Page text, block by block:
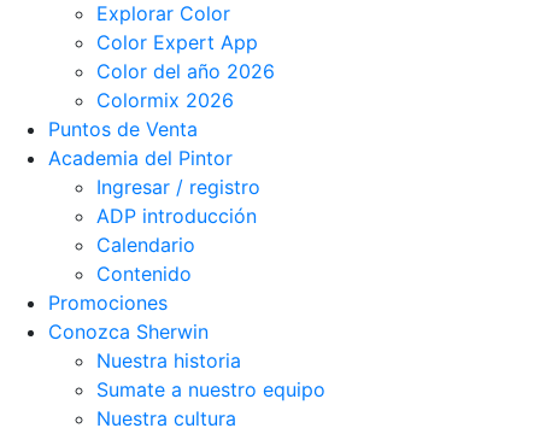
Explorar Color
Color Expert App
Color del año 2026
Colormix 2026
Puntos de Venta
Academia del Pintor
Ingresar / registro
ADP introducción
Calendario
Contenido
Promociones
Conozca Sherwin
Nuestra historia
Sumate a nuestro equipo
Nuestra cultura